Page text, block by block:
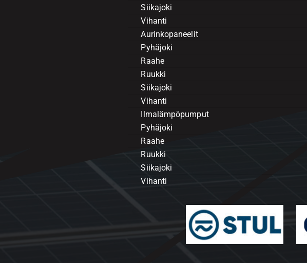
Siikajoki
Vihanti
Aurinkopaneelit
Pyhäjoki
Raahe
Ruukki
Siikajoki
Vihanti
Ilmalämpöpumput
Pyhäjoki
Raahe
Ruukki
Siikajoki
Vihanti